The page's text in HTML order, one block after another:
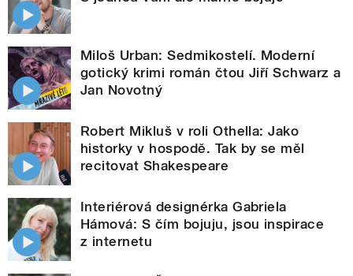
Miloš Urban: Sedmikostelí. Moderní
gotický krimi román čtou Jiří Schwarz a
Jan Novotný
Robert Mikluš v roli Othella: Jako
historky v hospodě. Tak by se měl
recitovat Shakespeare
Interiérová designérka Gabriela
Hámová: S čím bojuju, jsou inspirace
z internetu